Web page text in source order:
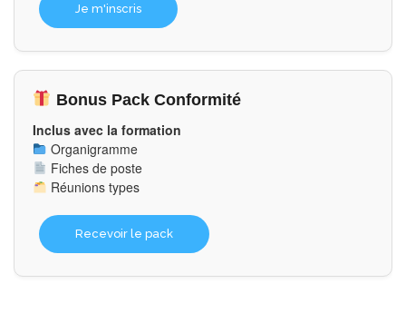
Je m'inscris
Bonus Pack Conformité
Inclus avec la formation
Organigramme
Fiches de poste
Réunions types
Recevoir le pack